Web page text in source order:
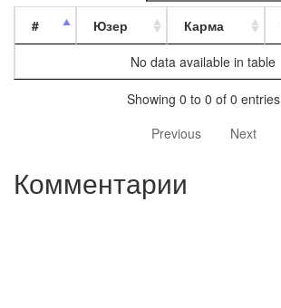
#
Юзер Карма
No data available in table
Showing 0 to 0 of 0 entries
Previous
Next
Комментарии